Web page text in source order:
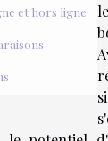
et hors ligne